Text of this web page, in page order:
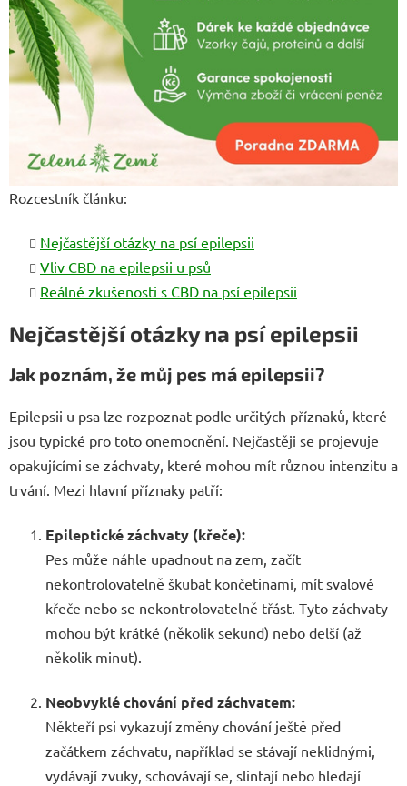
Rozcestník článku:
Nejčastější otázky na psí epilepsii
Vliv CBD na epilepsii u psů
Reálné zkušenosti s CBD na psí epilepsii
Nejčastější otázky na psí epilepsii
Jak poznám, že můj pes má epilepsii?
Epilepsii u psa lze rozpoznat podle určitých příznaků, které
jsou typické pro toto onemocnění. Nejčastěji se projevuje
opakujícími se záchvaty, které mohou mít různou intenzitu a
trvání. Mezi hlavní příznaky patří:
Epileptické záchvaty (křeče):
Pes může náhle upadnout na zem, začít
nekontrolovatelně škubat končetinami, mít svalové
křeče nebo se nekontrolovatelně třást. Tyto záchvaty
mohou být krátké (několik sekund) nebo delší (až
několik minut).
Neobvyklé chování před záchvatem:
Někteří psi vykazují změny chování ještě před
začátkem záchvatu, například se stávají neklidnými,
vydávají zvuky, schovávají se, slintají nebo hledají